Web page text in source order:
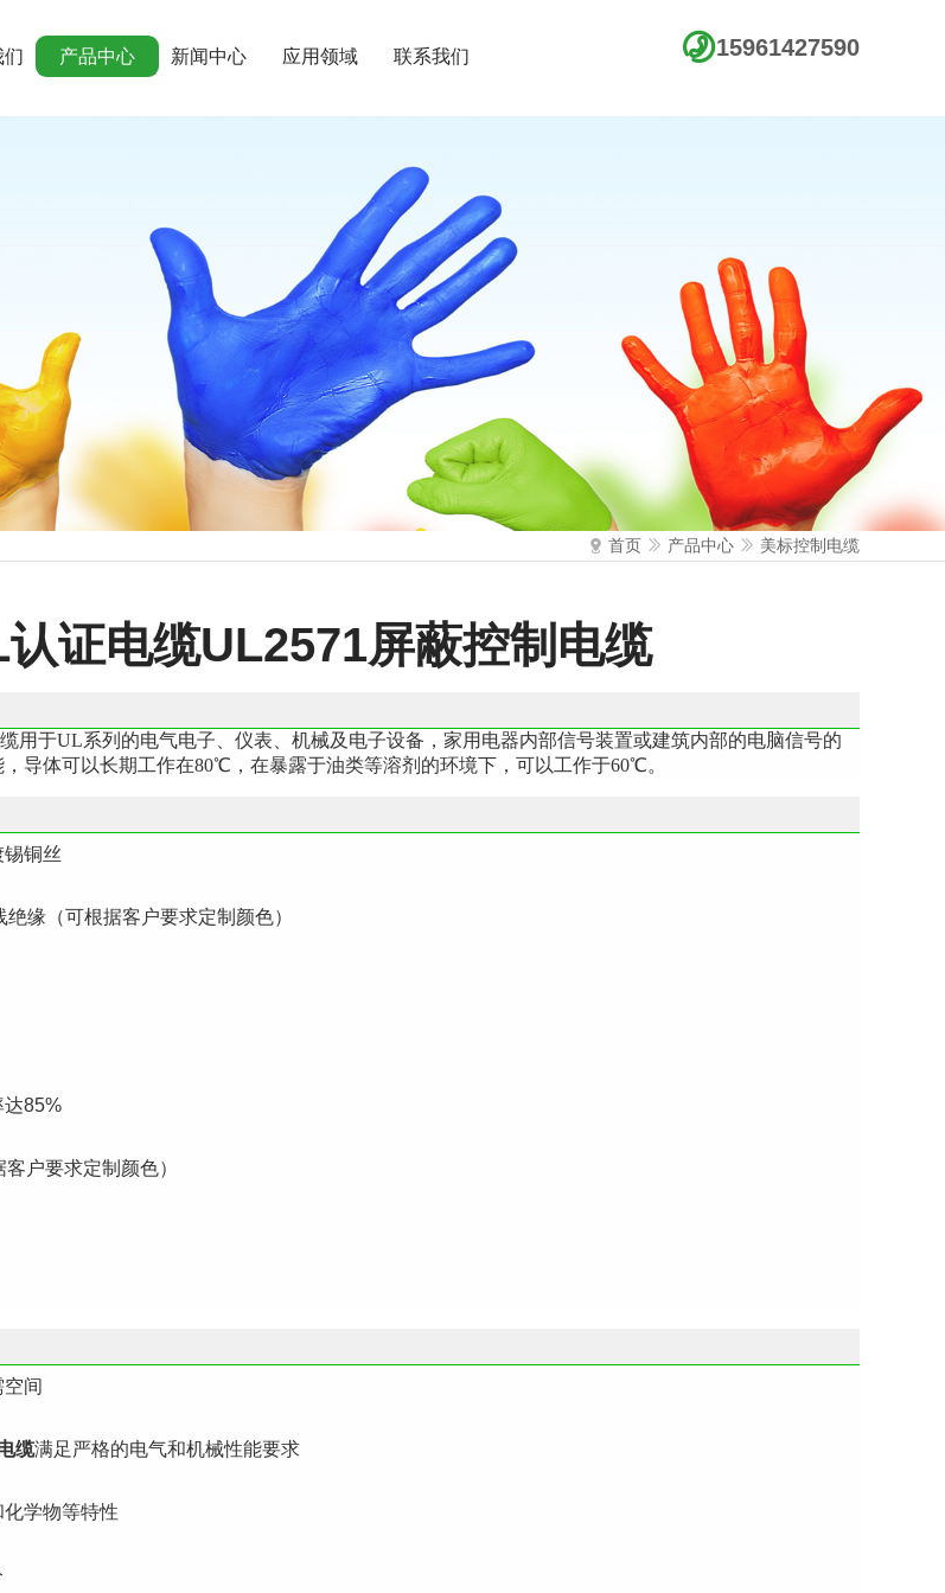
们 产品中心 新闻中心 应用领域 联系我们 15961427590
首页 产品中心 美标控制电缆
认证电缆UL2571屏蔽控制电缆
用于UL系列的电气电子、仪表、机械及电子设备，家用电器内部信号装置或建筑内部的电脑信号的
导体可以长期工作在80℃，在暴露于油类等溶剂的环境下，可以工作于60℃。
铜丝
缘（可根据客户要求定制颜色）
达85%
户要求定制颜色）
间
缆满足严格的电气和机械性能要求
学物等特性